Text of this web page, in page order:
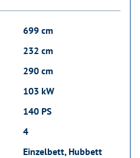
699 cm
232 cm
290 cm
103 kW
140 PS
4
Einzelbett, Hubbett